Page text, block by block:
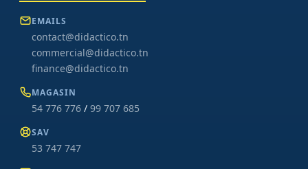
EMAILS
contact@didactico.tn
commercial@didactico.tn
finance@didactico.tn
MAGASIN
54 776 776 / 99 707 685
SAV
53 747 747